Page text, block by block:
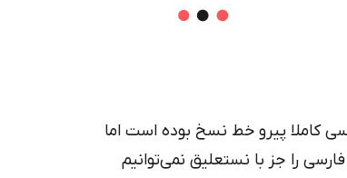
کاملا پیرو خط نسخ بوده است اما
را جز با نستعلیق نمی‌توانیم